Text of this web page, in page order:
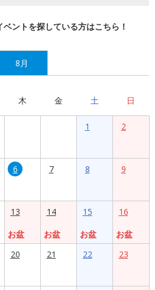
ントを探している方はこちら！
8月
木 金 土 日
1 2
6 7 8 9
13
お盆
14
お盆
15
お盆
16
お盆
20 21 22 23